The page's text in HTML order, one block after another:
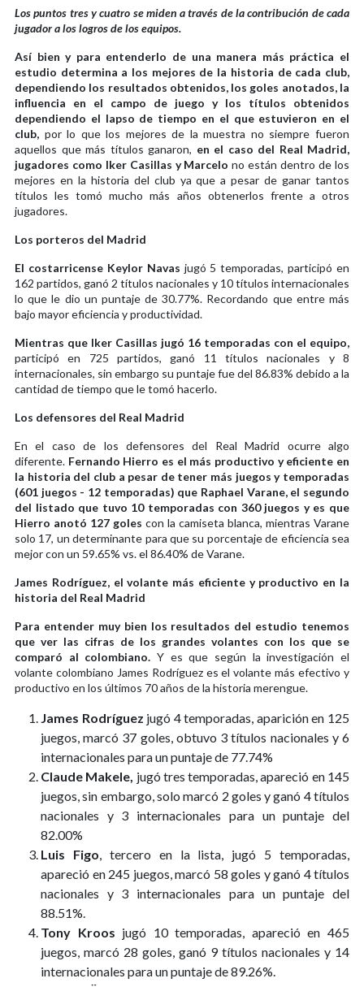
Los puntos tres y cuatro se miden a través de la contribución de cada
jugador a los logros de los equipos.
Así bien y para entenderlo de una manera más práctica el
estudio determina a los mejores de la historia de cada club,
dependiendo los resultados obtenidos, los goles anotados, la
influencia en el campo de juego y los títulos obtenidos
dependiendo el lapso de tiempo en el que estuvieron en el
club, por lo que los mejores de la muestra no siempre fueron
aquellos que más títulos ganaron, en el caso del Real Madrid,
jugadores como Iker Casillas y Marcelono están dentro de los
mejores en la historia del club ya que a pesar de ganar tantos
títulos les tomó mucho más años obtenerlos frente a otros
jugadores.
Los porteros del Madrid
El costarricense Keylor Navas jugó 5 temporadas, participó en
162 partidos, ganó 2 títulos nacionales y 10 títulos internacionales
lo que le dio un puntaje de 30.77%. Recordando que entre más
bajo mayor eficiencia y productividad.
Mientras que Iker Casillas jugó 16 temporadas con el equipo,
participó en 725 partidos, ganó 11 títulos nacionales y 8
internacionales, sin embargo su puntaje fue del 86.83% debido a la
cantidad de tiempo que le tomó hacerlo.
Los defensores del Real Madrid
En el caso de los defensores del Real Madrid ocurre algo
diferente. Fernando Hierro es el más productivo y eficiente en
la historia del club a pesar de tener más juegos y temporadas
(601 juegos - 12 temporadas) que Raphael Varane, el segundo
del listado que tuvo 10 temporadas con 360 juegos y es que
Hierro anotó 127 goles con la camiseta blanca, mientras Varane
solo 17, un determinante para que su porcentaje de eficiencia sea
mejor con un 59.65% vs. el 86.40% de Varane.
James Rodríguez, el volante más eficiente y productivo en la
historia del Real Madrid
Para entender muy bien los resultados del estudio tenemos
que ver las cifras de los grandes volantes con los que se
comparó al colombiano. Y es que según la investigación el
volante colombiano James Rodríguez es el volante más efectivo y
productivo en los últimos 70 años de la historia merengue.
James Rodríguez jugó 4 temporadas, aparición en 125
juegos, marcó 37 goles, obtuvo 3 títulos nacionales y 6
internacionales para un puntaje de 77.74%
Claude Makele, jugó tres temporadas, apareció en 145
juegos, sin embargo, solo marcó 2 goles y ganó 4 títulos
nacionales y 3 internacionales para un puntaje del
82.00%
Luis Figo, tercero en la lista, jugó 5 temporadas,
apareció en 245 juegos, marcó 58 goles y ganó 4 títulos
nacionales y 3 internacionales para un puntaje del
88.51%.
Tony Kroos jugó 10 temporadas, apareció en 465
juegos, marcó 28 goles, ganó 9 títulos nacionales y 14
internacionales para un puntaje de 89.26%.